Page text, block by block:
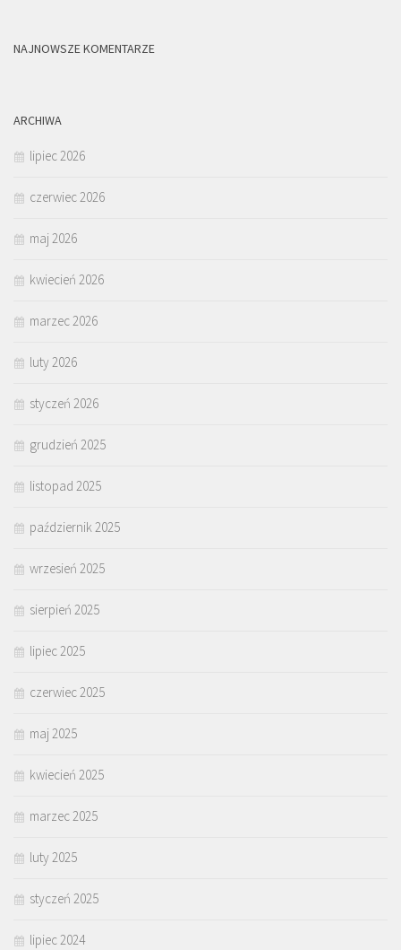
NAJNOWSZE KOMENTARZE
ARCHIWA
lipiec 2026
czerwiec 2026
maj 2026
kwiecień 2026
marzec 2026
luty 2026
styczeń 2026
grudzień 2025
listopad 2025
październik 2025
wrzesień 2025
sierpień 2025
lipiec 2025
czerwiec 2025
maj 2025
kwiecień 2025
marzec 2025
luty 2025
styczeń 2025
lipiec 2024